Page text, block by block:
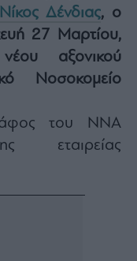
Νίκος Δένδιας, ο
27 Μαρτίου,
αξονικού
Νοσοκομείο
του ΝΝΑ
εταιρείας